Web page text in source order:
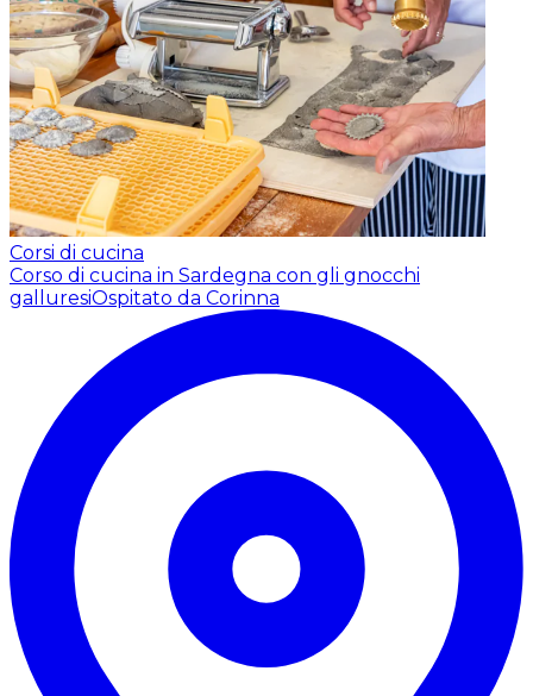
Corsi di cucina
Corso di cucina in Sardegna con gli gnocchi
galluresiOspitato da Corinna